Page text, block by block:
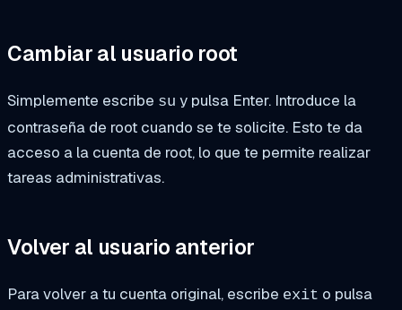
Cambiar al usuario root
Simplemente escribe su y pulsa Enter. Introduce la
contraseña de root cuando se te solicite. Esto te da
acceso a la cuenta de root, lo que te permite realizar
tareas administrativas.
Volver al usuario anterior
Para volver a tu cuenta original, escribe exit o pulsa